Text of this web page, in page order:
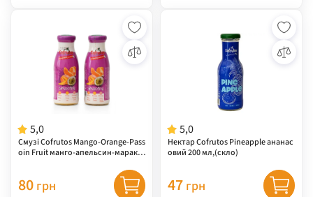
5,0
Смузі Cofrutos Mango-Orange-Pass
oin Fruit манго-апельсин-мараку
80 грн
5,0
Нектар Cofrutos Pineapple ананас
овий 200 мл,(скло)
47 грн